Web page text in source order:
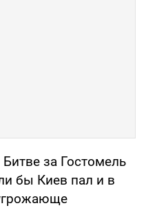
за Гостомель
бы Киев пал и в